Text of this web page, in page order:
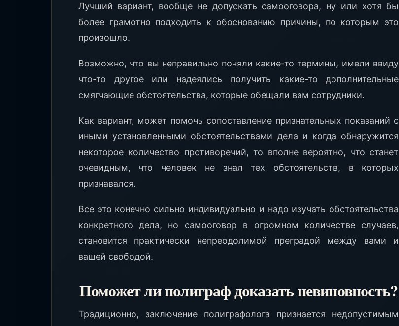
Лучший вариант, вообще не допускать самооговора, ну или хотя бы
более грамотно подходить к обоснованию причины, по которым это
произошло.
Возможно, что вы неправильно поняли какие-то термины, имели ввиду
что-то другое или надеялись получить какие-то дополнительные
смягчающие обстоятельства, которые обещали вам сотрудники.
Как вариант, может помочь сопоставление признательных показаний с
иными установленными обстоятельствами дела и когда обнаружится
некоторое количество противоречий, то вполне вероятно, что станет
очевидным, что человек не знал тех обстоятельств, в которых
признавался.
Все это конечно сильно индивидуально и надо изучать обстоятельства
конкретного дела, но самооговор в огромном количестве случаев,
становится практически непреодолимой преградой между вами и
вашей свободой.
Поможет ли полиграф доказать невиновность?
Традиционно, заключение полиграфолога признается недопустимым